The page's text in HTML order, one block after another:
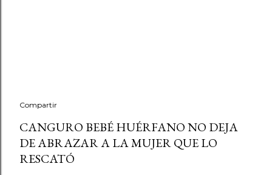
Compartir
CANGURO BEBÉ HUÉRFANO NO DEJA
DE ABRAZAR A LA MUJER QUE LO
RESCATÓ